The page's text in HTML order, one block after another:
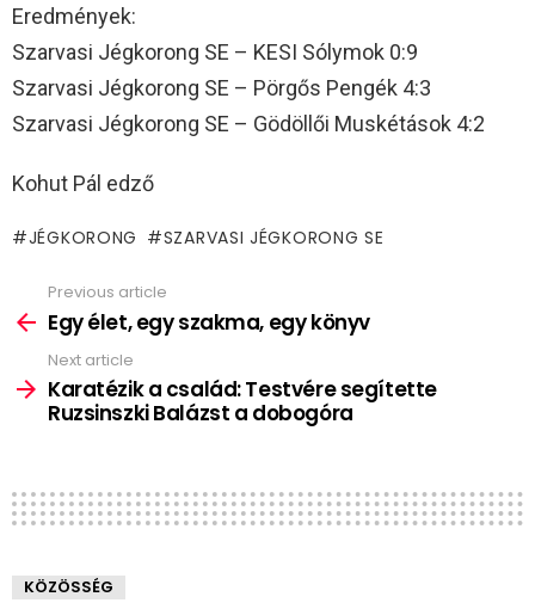
Eredmények:
Szarvasi Jégkorong SE – KESI Sólymok 0:9
Szarvasi Jégkorong SE – Pörgős Pengék 4:3
Szarvasi Jégkorong SE – Gödöllői Muskétások 4:2
Kohut Pál edző
JÉGKORONG SZARVASI JÉGKORONG SE
more
Previous article
Egy élet, egy szakma, egy könyv
Next article
Karatézik a család: Testvére segítette
Ruzsinszki Balázst a dobogóra
KÖZÖSSÉG